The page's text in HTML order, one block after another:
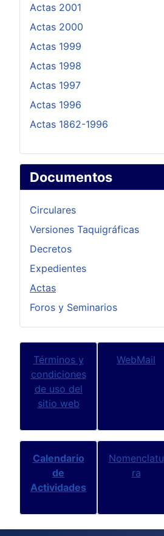
Actas 2001
Actas 2000
Actas 1999
Actas 1998
Actas 1997
Actas 1996
Actas 1862-1996
Documentos
Circulares
Versiones Taquigráficas
Decretos
Expedientes
Actas
Foros y Seminarios
Términos y
condiciones
de uso del
sitio web
WebMail
Calendario
de
Actividades
Nomenclatu
ra